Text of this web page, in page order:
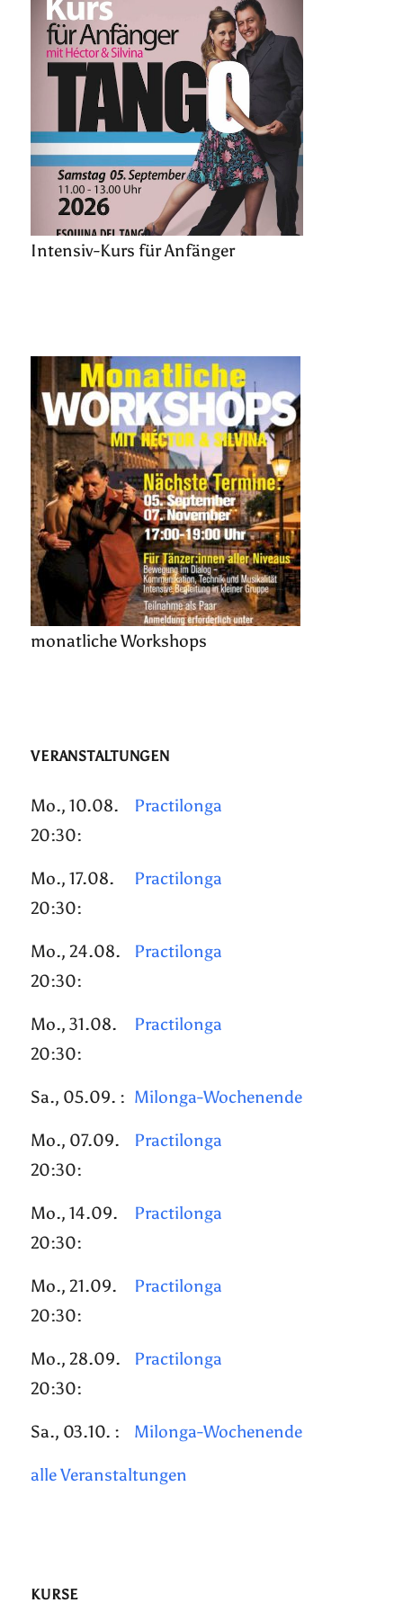
Intensiv-Kurs für Anfänger
monatliche Workshops
VERANSTALTUNGEN
Mo., 10.08.
20:30:
Practilonga
Mo., 17.08.
20:30:
Practilonga
Mo., 24.08.
20:30:
Practilonga
Mo., 31.08.
20:30:
Practilonga
Sa., 05.09. : Milonga-Wochenende
Mo., 07.09.
20:30:
Practilonga
Mo., 14.09.
20:30:
Practilonga
Mo., 21.09.
20:30:
Practilonga
Mo., 28.09.
20:30:
Practilonga
Sa., 03.10. : Milonga-Wochenende
alle Veranstaltungen
KURSE